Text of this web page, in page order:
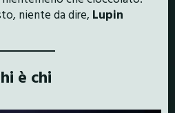
niente da dire, Lupin
è chi